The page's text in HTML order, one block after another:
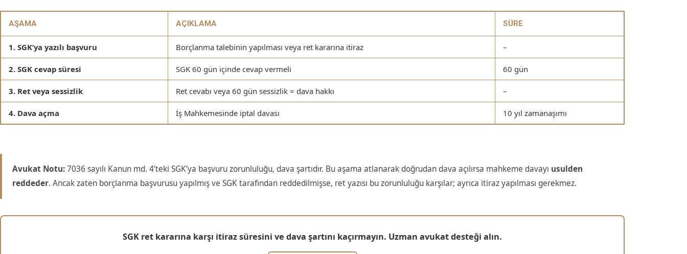
AŞAMA AÇIKLAMA SÜRE
1. SGK’ya yazılı başvuru Borçlanma talebinin yapılması veya ret kararına itiraz –
2. SGK cevap süresi SGK 60 gün içinde cevap vermeli 60 gün
3. Ret veya sessizlik Ret cevabı veya 60 gün sessizlik = dava hakkı –
4. Dava açma İş Mahkemesinde iptal davası 10 yıl zamanaşımı
Avukat Notu:7036 sayılı Kanun md. 4’teki SGK’ya başvuru zorunluluğu, dava şartıdır. Bu aşama atlanarak doğrudan dava açılırsa mahkeme davayı usulden
reddeder. Ancak zaten borçlanma başvurusu yapılmış ve SGK tarafından reddedilmişse, ret yazısı bu zorunluluğu karşılar; ayrıca itiraz yapılması gerekmez.
SGK ret kararına karşı itiraz süresini ve dava şartını kaçırmayın. Uzman avukat desteği alın.